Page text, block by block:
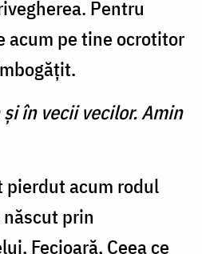
Pentru
acum pe tine ocrotitor
în vecii vecilor. Amin
pierdut acum rodul
prin
Fecioară, Ceea ce